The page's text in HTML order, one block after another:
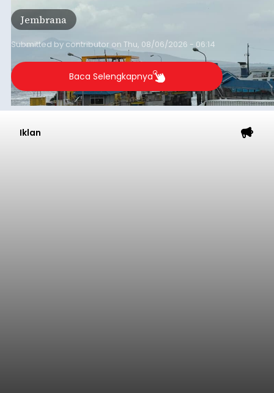
Pelabuhan Merak, Bakauheni, Kayangan, dan
Lembar pada Rabu (5/8/2026).
Jembrana
Submitted by contributor on Thu, 08/06/2026 - 06:14
Baca Selengkapnya
Iklan